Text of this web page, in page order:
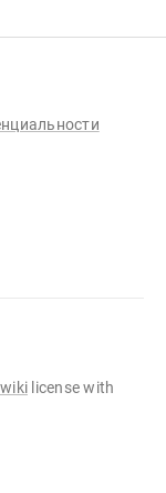
license with